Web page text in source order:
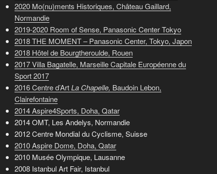
2020 Mo(nu)ments Historiques, Château Gaillard,
Normandie
2019-2020 Room of Sense, Panasonic Center Tokyo
2018 THE MOMENT – Panasonic Center, Tokyo, Japon
2018 Hôtel de Bourgtheroulde, Rouen
2017 Villa Bagatelle, Marseille Capitale Européenne du
Sport 2017
2016 Centre d’ArtLa Chapelle, Baudoin Lebon,
Clairefontaine
2014 Aspire4Sports, Doha, Qatar
2014 OMT, Les Andelys, Normandie
2012 Centre Mondial du Cyclisme, Suisse
2010 Aspire Dome, Doha, Qatar
2010 Musée Olympique, Lausanne
2008 Istanbul Art Fair, Istanbul